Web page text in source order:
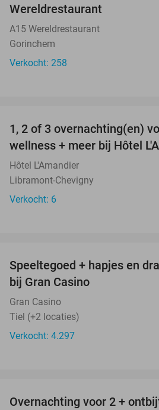
Wereldrestaurant
A15 Wereldrestaurant
Gorinchem
Verkocht: 258
TODAY
1, 2 of 3 overnachting(en)
wellness + meer bij Hôtel
Hôtel L'Amandier
Libramont-Chevigny
Verkocht: 6
Speeltegoed + hapjes en
bij Gran Casino
Gran Casino
Tiel (+2 locaties)
Verkocht: 4.297
Overnachting voor 2 +